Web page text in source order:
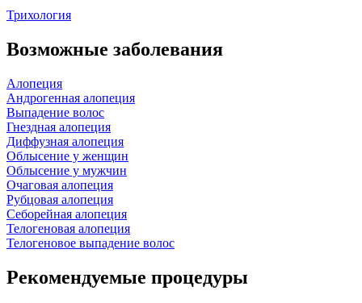
Трихология
Возможные заболевания
Алопеция
Андрогенная алопеция
Выпадение волос
Гнездная алопеция
Диффузная алопеция
Облысение у женщин
Облысение у мужчин
Очаговая алопеция
Рубцовая алопеция
Себорейная алопеция
Телогеновая алопеция
Телогеновое выпадение волос
Рекомендуемые процедуры